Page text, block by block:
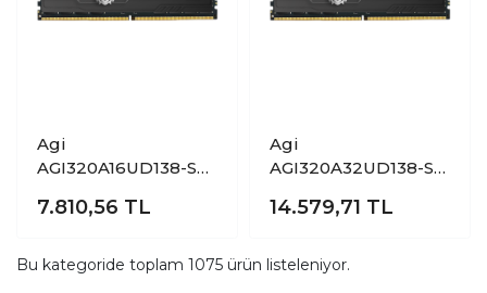
Agi
AGI320A16UD138-ST
3200Mhz CL22
7.810,56 TL
Agi
AGI320A32UD138-ST
3200MHZ CL22
14.579,71 TL
Bu kategoride toplam 1075 ürün listeleniyor.